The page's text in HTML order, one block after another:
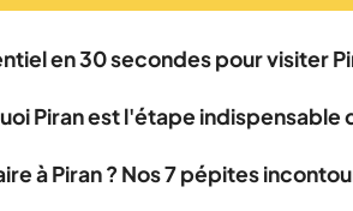
en 30 secondes pour visiter
Piran est l'étape indispensable
à Piran ? Nos 7 pépites